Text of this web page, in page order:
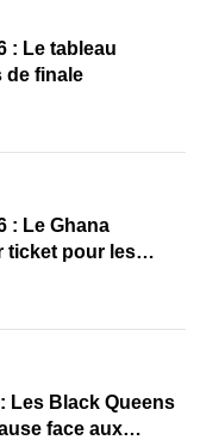
: Le tableau
de finale
: Le Ghana
ticket pour les
Les Black Queens
face aux